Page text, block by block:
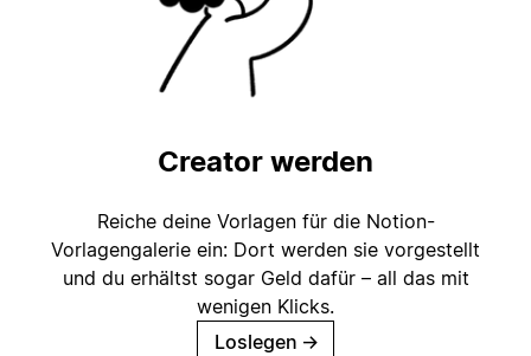
Creator werden
Reiche deine Vorlagen für die Notion-
Vorlagengalerie ein: Dort werden sie vorgestellt
und du erhältst sogar Geld dafür – all das mit
wenigen Klicks.
Loslegen →